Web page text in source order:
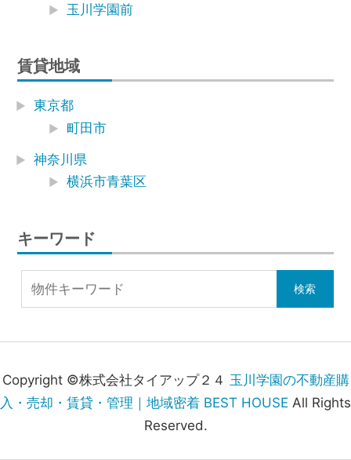
玉川学園前
賃貸地域
東京都
町田市
神奈川県
横浜市青葉区
キーワード
Copyright ©株式会社タイアップ２４ 玉川学園の不動産購
入・売却・賃貸・管理｜地域密着 BEST HOUSE All Rights
Reserved.